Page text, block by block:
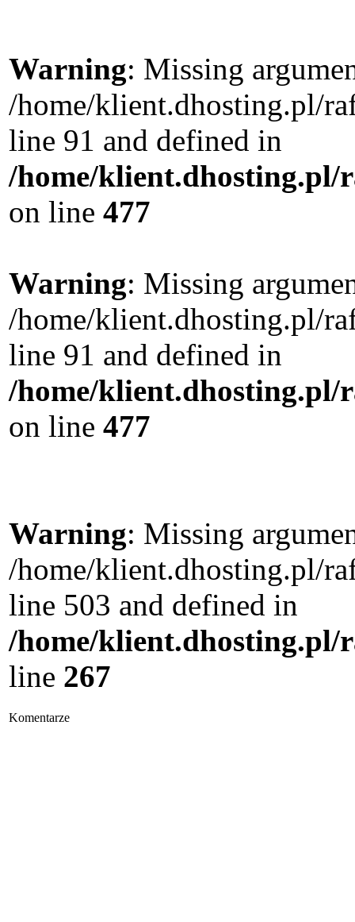
Warning: Missing
/home/klient.dhosting.pl/
line 91 and defined in
/home/klient.dhosting.pl/
on line 477
Warning: Missing
/home/klient.dhosting.pl/
line 91 and defined in
/home/klient.dhosting.pl/
on line 477
Warning: Missing
/home/klient.dhosting.pl/
line 503 and defined in
/home/klient.dhosting.pl/
line 267
Komentarze